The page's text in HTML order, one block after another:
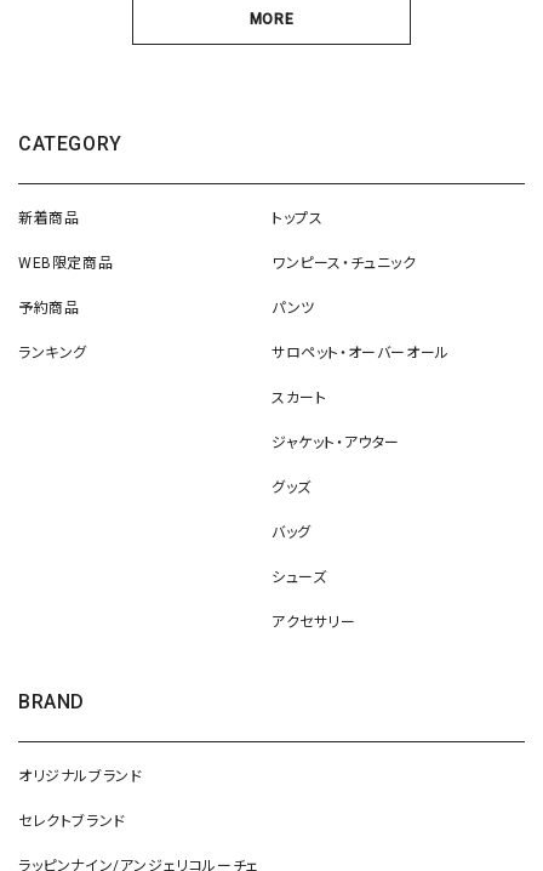
MORE
CATEGORY
新着商品
WEB限定商品
予約商品
ランキング
トップス
ワンピース・チュニック
パンツ
サロペット・オーバーオール
スカート
ジャケット・アウター
グッズ
バッグ
シューズ
アクセサリー
BRAND
オリジナルブランド
セレクトブランド
ラッピンナイン/アンジェリコルーチェ